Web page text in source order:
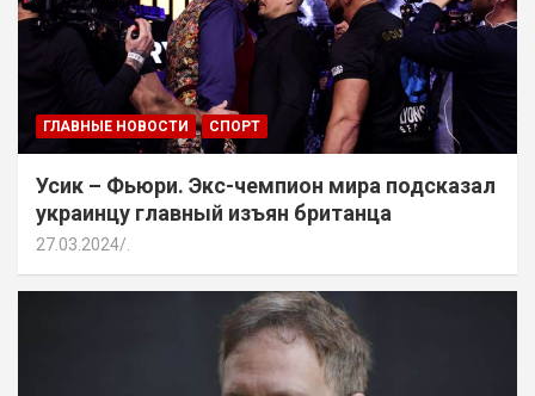
ГЛАВНЫЕ НОВОСТИ СПОРТ
Усик – Фьюри. Экс-чемпион мира подсказал
украинцу главный изъян британца
27.03.2024 .